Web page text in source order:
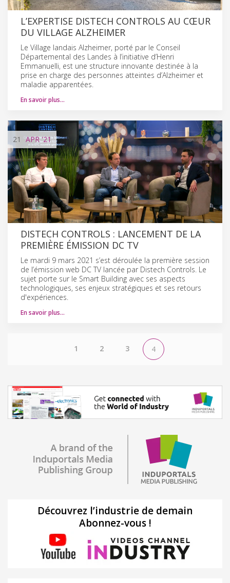
L’EXPERTISE DISTECH CONTROLS AU CŒUR
DU VILLAGE ALZHEIMER
Le Village landais Alzheimer, porté par le Conseil
Départemental des Landes à l’initiative d’Henri
Emmanuelli, est une structure innovante destinée à la
prise en charge des personnes atteintes d’Alzheimer et
maladie apparentées.
En savoir plus…
21 APR'21
DISTECH CONTROLS : LANCEMENT DE LA
PREMIÈRE ÉMISSION DC TV
Le mardi 9 mars 2021 s’est déroulée la première session
de l’émission web DC TV lancée par Distech Controls. Le
sujet porte sur le Smart Building avec ses aspects
technologiques, ses enjeux stratégiques et ses retours
d'expériences.
En savoir plus…
1 2 3 4
Découvrez l’industrie de demain
Abonnez-vous !